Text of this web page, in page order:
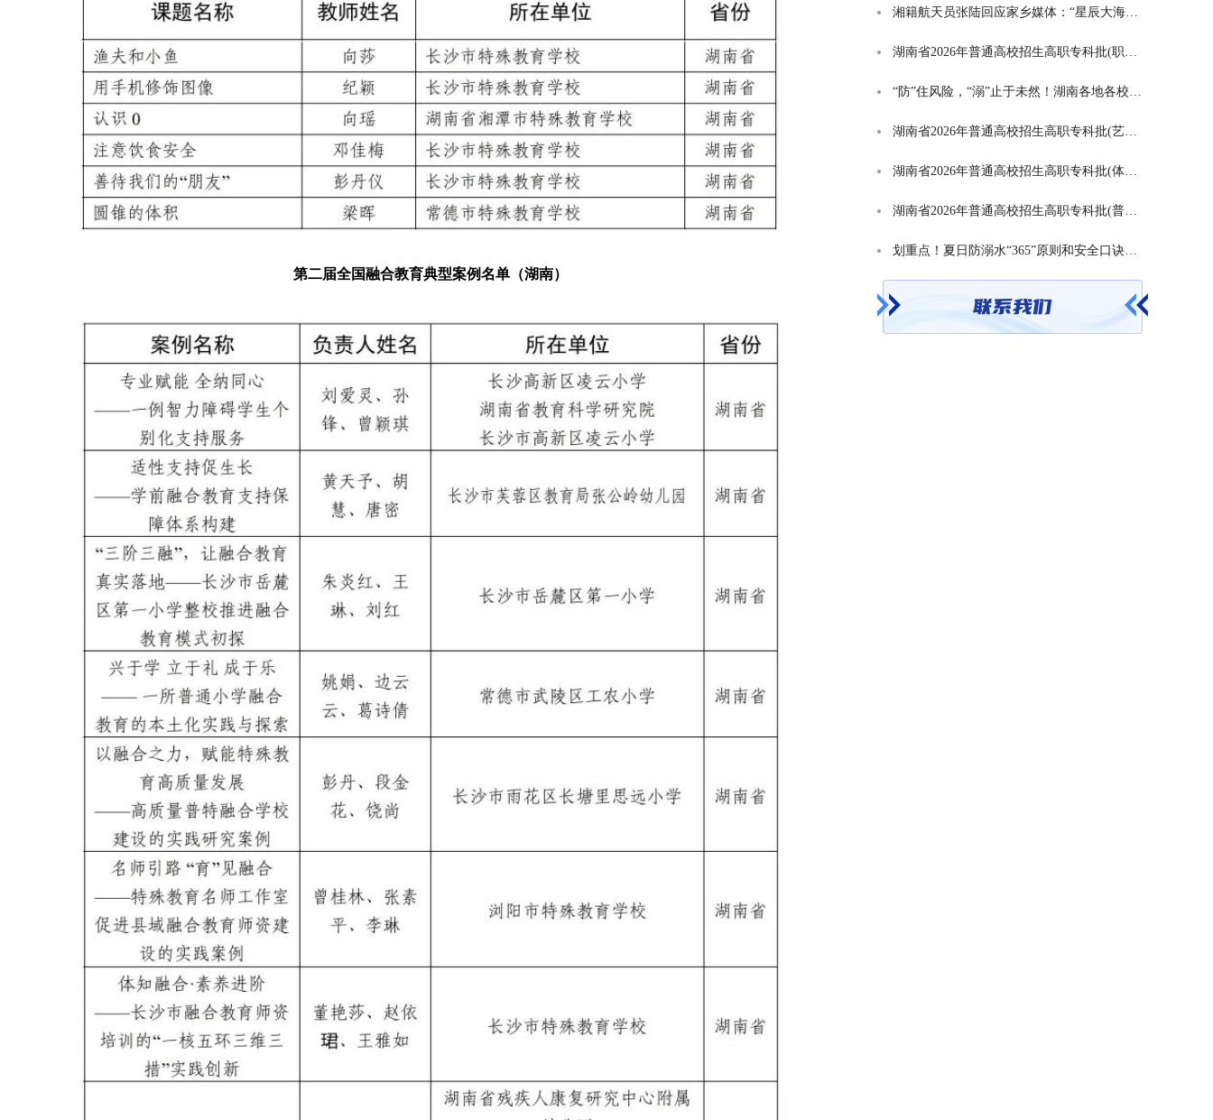
第二届全国融合教育典型案例名单（湖南）
湘籍航天员张陆回应家乡媒体：“星辰大海是一群人的长征”
湖南省2026年普通高校招生高职专科批(职高对口类)第一次投档分数线
“防”住风险，“溺”止于未然！湖南各地各校打响防溺水“保卫战”
湖南省2026年普通高校招生高职专科批(艺术类)第一次投档分数线
湖南省2026年普通高校招生高职专科批(体育类)第一次投档分数线
湖南省2026年普通高校招生高职专科批(普通类)第一次投档分数线
划重点！夏日防溺水“365”原则和安全口诀一起学